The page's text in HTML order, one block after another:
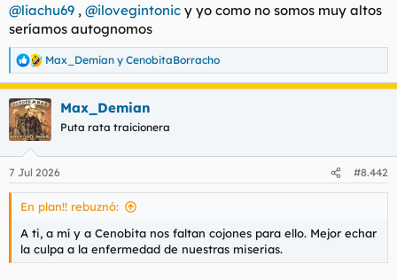
@liachu69 , @ilovegintonic y yo como no somos muy altos
seríamos autognomos
R
e
a
c
c
i
e
s
Max_Demian y CenobitaBorracho
Max_Demian
Puta rata traicionera
7 Jul 2026 #8.442
En plan!! rebuznó:
A ti, a mí y a Cenobita nos faltan cojones para ello. Mejor echar
la culpa a la enfermedad de nuestras miserias.